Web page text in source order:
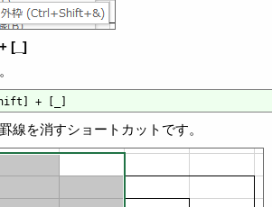
[_]
線を消すショートカットです。